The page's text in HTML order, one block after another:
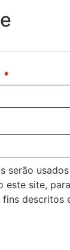
*
serão
este site,
descritos